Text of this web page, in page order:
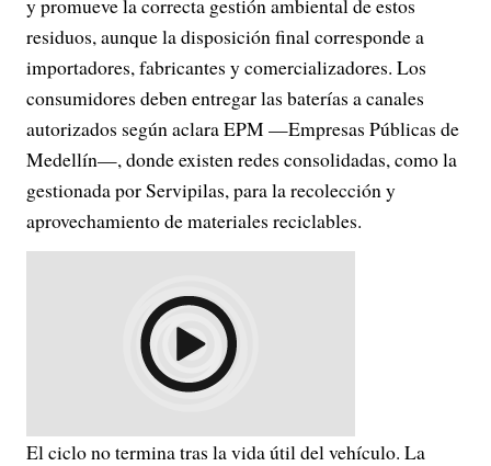
y promueve la correcta gestión ambiental de estos
residuos, aunque la disposición final corresponde a
importadores, fabricantes y comercializadores. Los
consumidores deben entregar las baterías a canales
autorizados según aclara EPM —Empresas Públicas de
Medellín—, donde existen redes consolidadas, como la
gestionada por Servipilas, para la recolección y
aprovechamiento de materiales reciclables.
El ciclo no termina tras la vida útil del vehículo. La